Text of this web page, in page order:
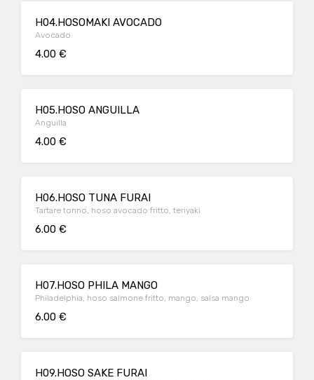
H04.HOSOMAKI AVOCADO
Avocado
4.00 €
H05.HOSO ANGUILLA
Anguilla
4.00 €
H06.HOSO TUNA FURAI
Tartare tonno, hoso avocado fritto, teriyaki
6.00 €
H07.HOSO PHILA MANGO
Philadelphia, hoso salmone fritto, mango, salsa mango
6.00 €
H09.HOSO SAKE FURAI